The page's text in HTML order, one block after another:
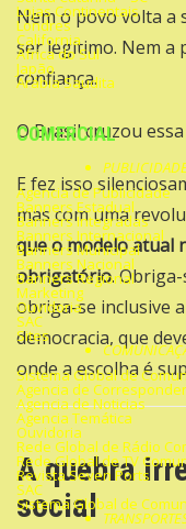
Nem o povo volta a
ser legítimo. Nem a
confiança.
O Brasil cruzou
E fez isso
mas com uma
que o modelo atual
obrigatório.
obriga-se inclusive
democracia, que
onde a escolha é
A quebra
social
Lojas Continentais
Londres
California
África do Sul
Japão
Arábia Saudita
COMERCIAL
Agencia de Publicidade
Banners Estadual
Banners Integradas
Banners Internacional
Banners Municipal
Banners Nacional
Banners Regional
Marketing
Ouvidoria
SAC
Sites
Sistema Global de
Agencia de
Agencia de Noticias
Agencia Temática
Ouvidoria
Rede Global de Rádio
Rede Global de TV
Revista Seven Ports
SAC
Sistema Global de